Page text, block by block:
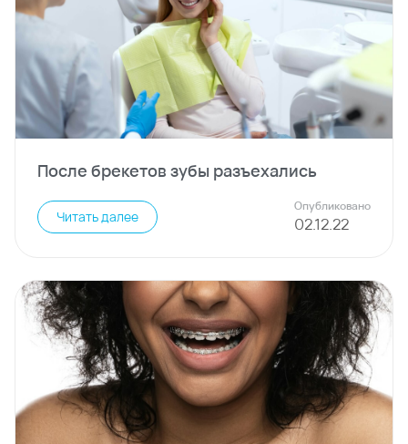
После брекетов зубы разъехались
Читать далее
Опубликовано
02.12.22